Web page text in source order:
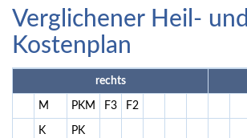
Verglichener Heil- und
Kostenplan
rechts
M PKM F3 F2
K PK